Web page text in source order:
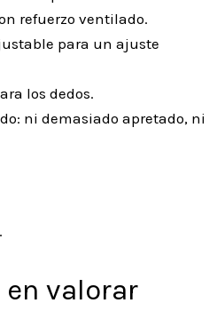
refuerzo ventilado.
para un ajuste
los dedos.
ni demasiado apretado, ni
en valorar